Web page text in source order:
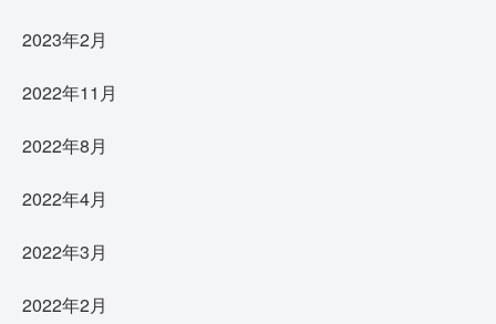
2023年2月
2022年11月
2022年8月
2022年4月
2022年3月
2022年2月